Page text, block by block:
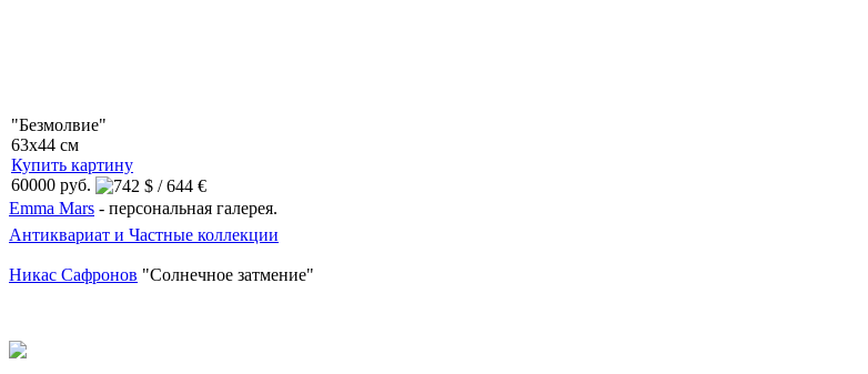
"Безмолвие"
63x44 см
Купить картину
60000 руб.
Emma Mars - персональная галерея.
Антиквариат и Частные коллекции
Никас Сафронов "Солнечное затмение"